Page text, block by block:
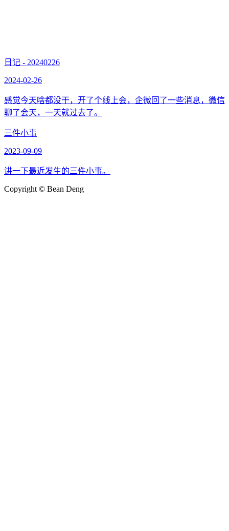
日记 - 20240226
2024-02-26
感觉今天啥都没干，开了个线上会，企微回了一些消息，微信
聊了会天，一天就过去了。
三件小事
2023-09-09
讲一下最近发生的三件小事。
Copyright © Bean Deng